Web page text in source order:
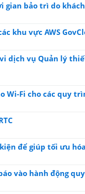
gian bảo trì do
khu vực AWS
dịch vụ Quản lý
Wi-Fi cho các quy
để giúp tối ưu
vào hành động quy